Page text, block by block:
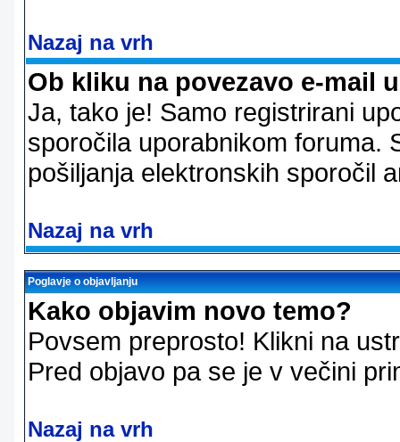
Nazaj na vrh
Ob kliku na povezavo e-mail
Ja, tako je! Samo registrirani
sporočila uporabnikom foruma.
pošiljanja elektronskih sporočil
Nazaj na vrh
Poglavje o objavljanju
Kako objavim novo temo?
Povsem preprosto! Klikni na
Pred objavo pa se je v večini
Nazaj na vrh